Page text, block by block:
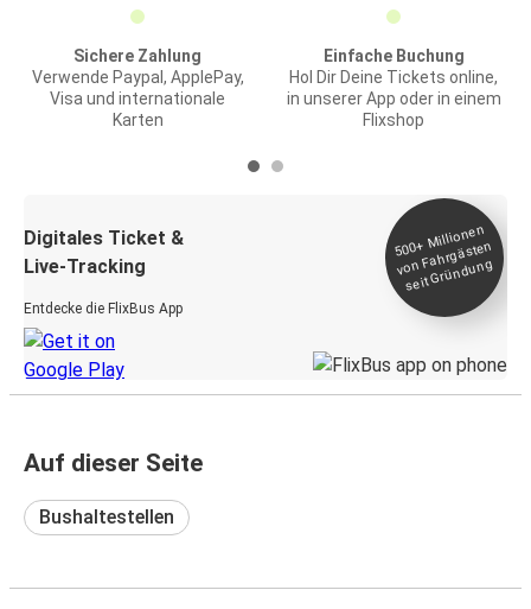
Sichere Zahlung
Verwende Paypal, ApplePay,
Visa und internationale
Karten
Einfache Buchung
Hol Dir Deine Tickets online,
in unserer App oder in einem
Flixshop
Digitales Ticket &
Live-Tracking
Entdecke die FlixBus App
500+
Millionen
von Fahrgästen
seit
Gründung
Auf dieser Seite
Bushaltestellen